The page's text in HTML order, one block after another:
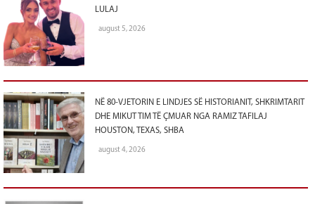
LULAJ
august 5, 2026
NË 80-VJETORIN E LINDJES SË HISTORIANIT, SHKRIMTARIT
DHE MIKUT TIM TË ÇMUAR NGA RAMIZ TAFILAJ
HOUSTON, TEXAS, SHBA
august 4, 2026